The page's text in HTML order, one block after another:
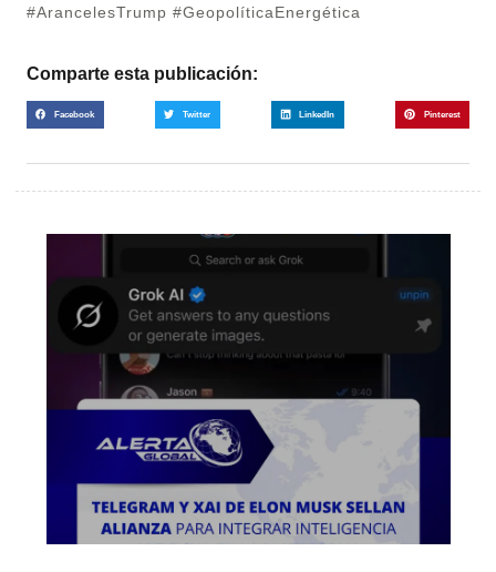
#ArancelesTrump #GeopolíticaEnergética
Comparte esta publicación:
Facebook Twitter LinkedIn Pinterest